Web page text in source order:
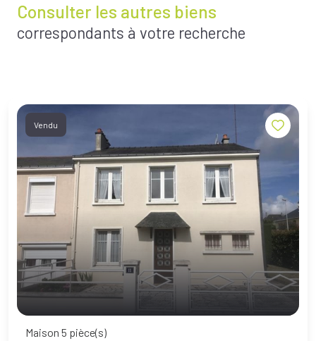
Consulter les autres biens
correspondants à votre recherche
Vendu
Maison 5 pièce(s)